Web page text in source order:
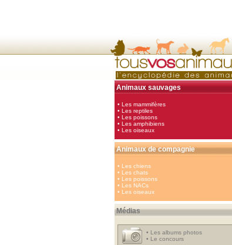
Animaux sauvages
• Les mammifères
• Les reptiles
• Les poissons
• Les amphibiens
• Les oiseaux
Animaux de compagnie
• Les chiens
• Les chats
• Les poissons
• Les NACs
• Les oiseaux
Médias
• Les albums photos
• Le concours